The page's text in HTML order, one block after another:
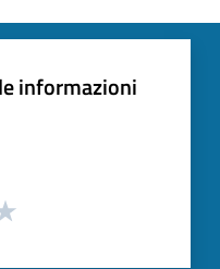
informazioni